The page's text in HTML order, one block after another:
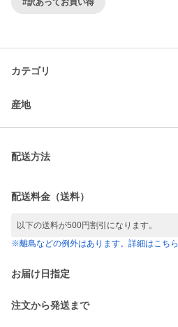
カテゴリ
産地
配送方法
配送料金（送料）
以下の送料が500円割引になります。
※離島などの例外はあります。詳細はこちら
お届け日指定
注文から発送まで